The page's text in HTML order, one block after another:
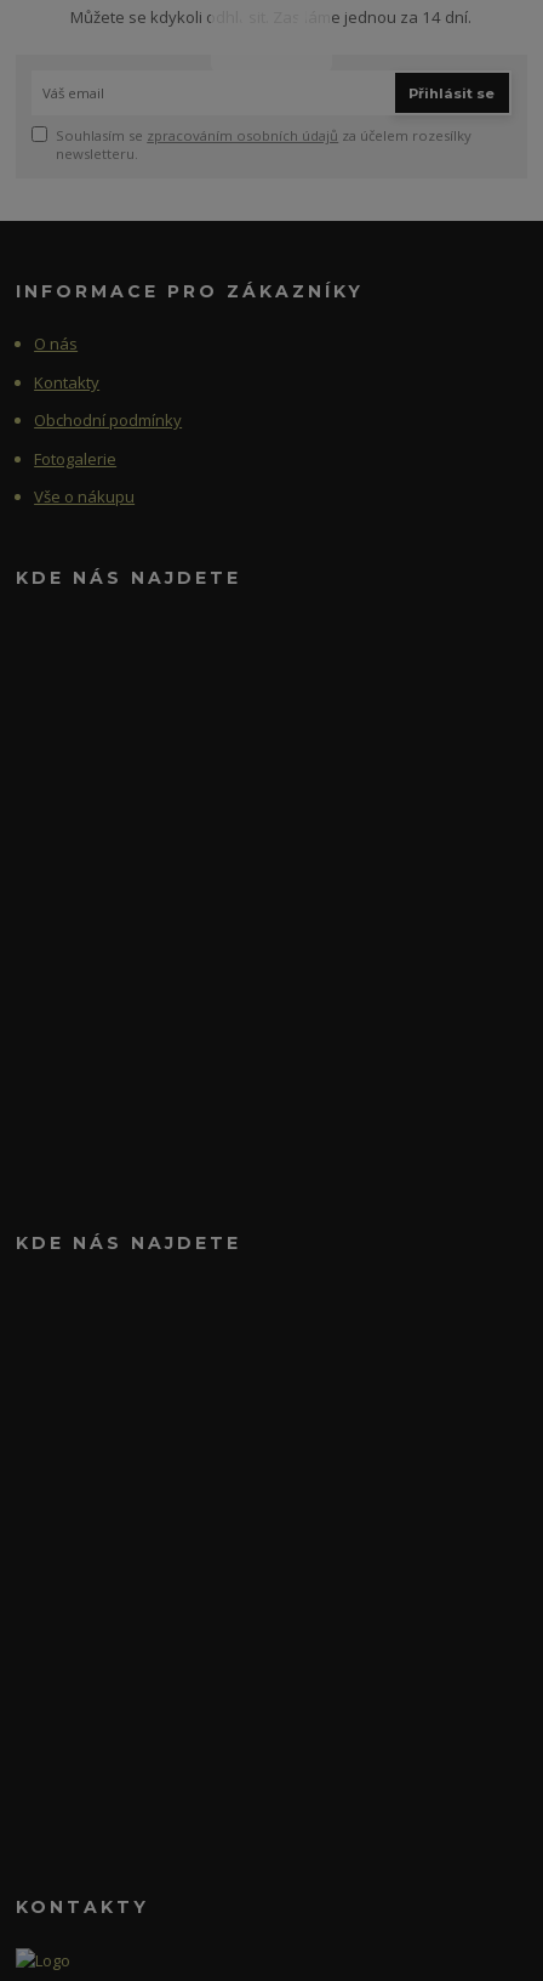
Můžete se kdykoli odhlásit. Zasíláme jednou za 14 dní.
Přihlásit se
Souhlasím se zpracováním osobních údajů za účelem rozesílky
newsletteru.
INFORMACE PRO ZÁKAZNÍKY
O nás
Kontakty
Obchodní podmínky
Fotogalerie
Vše o nákupu
KDE NÁS NAJDETE
KDE NÁS NAJDETE
KONTAKTY